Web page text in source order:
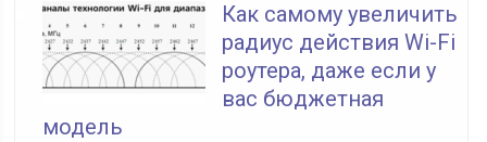
Как самому увеличить
радиус действия Wi-Fi
роутера, даже если у
вас бюджетная
модель